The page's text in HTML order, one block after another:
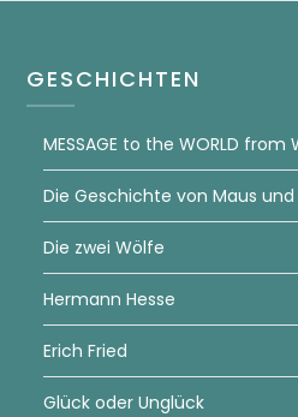
GESCHICHTEN
MESSAGE to the WORLD from
Die Geschichte von Maus und
Die zwei Wölfe
Hermann Hesse
Erich Fried
Glück oder Unglück